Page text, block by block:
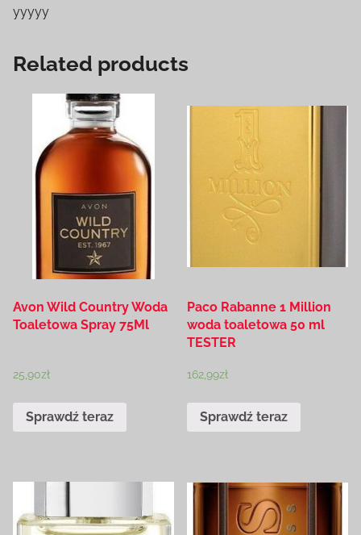
yyyyy
Related products
Avon Wild Country Woda
Toaletowa Spray 75Ml
25,90zł
Sprawdź teraz
Paco Rabanne 1 Million
woda toaletowa 50 ml
TESTER
162,99zł
Sprawdź teraz